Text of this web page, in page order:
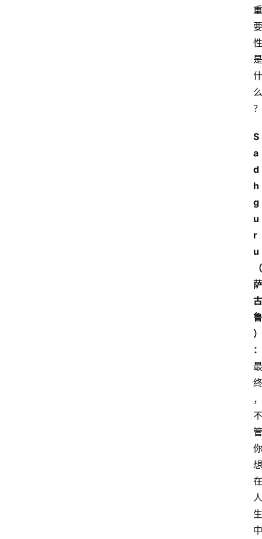
重
要
性
是
什
么
？
S
a
d
h
g
u
r
u
（
萨
古
鲁
）
：
最
终
，
不
管
你
想
在
人
生
中